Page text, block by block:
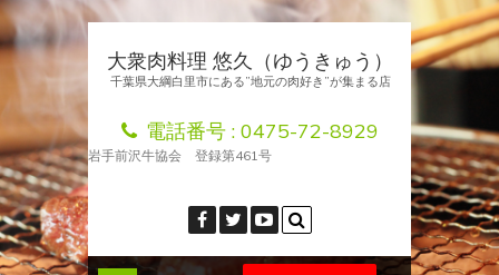
大衆肉料理 悠久（ゆうきゅう）
千葉県大綱白里市にある”地元の肉好き”が集まる店
電話番号 : 0475-72-8929
岩手前沢牛協会 登録第461号